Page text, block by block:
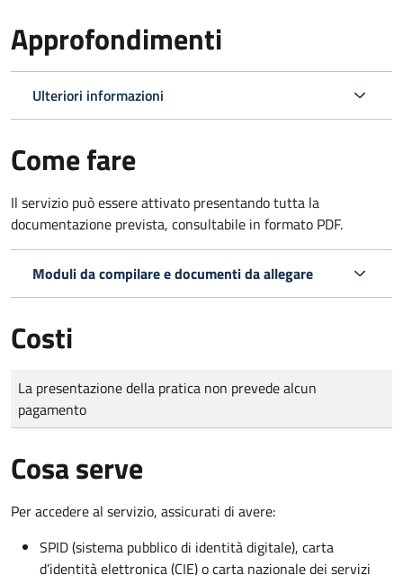
Approfondimenti
Ulteriori informazioni
Come fare
Il servizio può essere attivato presentando tutta la
documentazione prevista, consultabile in formato PDF.
Moduli da compilare e documenti da allegare
Costi
Tipo di pagamento
Importo
La presentazione della pratica non prevede alcun
pagamento
Cosa serve
Per accedere al servizio, assicurati di avere:
SPID (sistema pubblico di identità digitale), carta
d’identità elettronica (CIE) o carta nazionale dei servizi